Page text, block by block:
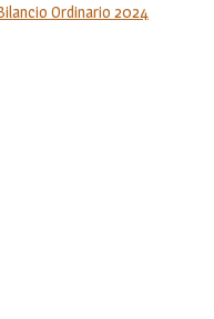
Ordinario 2024